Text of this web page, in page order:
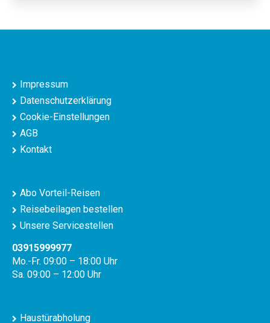
Impressum
Datenschutzerklärung
Cookie-Einstellungen
AGB
Kontakt
Abo Vorteil-Reisen
Reisebeilagen bestellen
Unsere Servicestellen
03915999977
Mo.-Fr. 09:00 – 18:00 Uhr
Sa. 09:00 – 12:00 Uhr
Haustürabholung